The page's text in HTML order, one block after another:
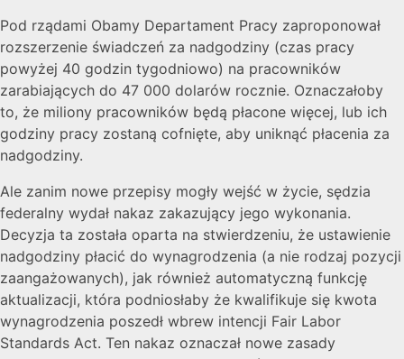
Pod rządami Obamy Departament Pracy zaproponował
rozszerzenie świadczeń za nadgodziny (czas pracy
powyżej 40 godzin tygodniowo) na pracowników
zarabiających do 47 000 dolarów rocznie. Oznaczałoby
to, że miliony pracowników będą płacone więcej, lub ich
godziny pracy zostaną cofnięte, aby uniknąć płacenia za
nadgodziny.
Ale zanim nowe przepisy mogły wejść w życie, sędzia
federalny wydał nakaz zakazujący jego wykonania.
Decyzja ta została oparta na stwierdzeniu, że ustawienie
nadgodziny płacić do wynagrodzenia (a nie rodzaj pozycji
zaangażowanych), jak również automatyczną funkcję
aktualizacji, która podniosłaby że kwalifikuje się kwota
wynagrodzenia poszedł wbrew intencji Fair Labor
Standards Act. Ten nakaz oznaczał nowe zasady